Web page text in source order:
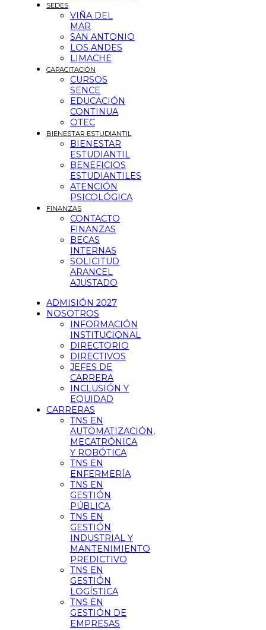
SEDES
VIÑA DEL
MAR
SAN ANTONIO
LOS ANDES
LIMACHE
CAPACITACIÓN
CURSOS
SENCE
EDUCACIÓN
CONTINUA
OTEC
BIENESTAR ESTUDIANTIL
BIENESTAR
ESTUDIANTIL
BENEFICIOS
ESTUDIANTILES
ATENCIÓN
PSICOLÓGICA
FINANZAS
CONTACTO
FINANZAS
BECAS
INTERNAS
SOLICITUD
ARANCEL
AJUSTADO
ADMISIÓN 2027
NOSOTROS
INFORMACIÓN
INSTITUCIONAL
DIRECTORIO
DIRECTIVOS
JEFES DE
CARRERA
INCLUSIÓN Y
EQUIDAD
CARRERAS
TNS EN
AUTOMATIZACIÓN,
MECATRÓNICA
Y ROBÓTICA
TNS EN
ENFERMERÍA
TNS EN
GESTIÓN
PÚBLICA
TNS EN
GESTIÓN
INDUSTRIAL Y
MANTENIMIENTO
PREDICTIVO
TNS EN
GESTIÓN
LOGÍSTICA
TNS EN
GESTIÓN DE
EMPRESAS